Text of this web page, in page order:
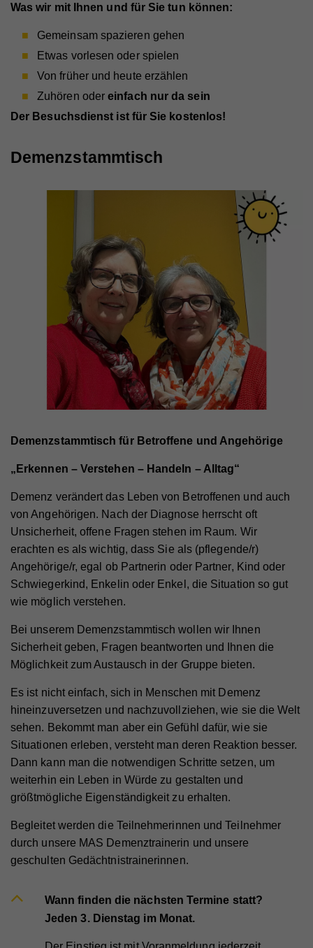
Was wir mit Ihnen und für Sie tun können:
Gemeinsam spazieren gehen
Etwas vorlesen oder spielen
Von früher und heute erzählen
Zuhören odereinfach nur da sein
Der Besuchsdienst ist für Sie kostenlos!
Demenzstammtisch
Demenzstammtisch für Betroffene und Angehörige
„Erkennen – Verstehen – Handeln – Alltag“
Demenz verändert das Leben von Betroffenen und auch
von Angehörigen. Nach der Diagnose herrscht oft
Unsicherheit, offene Fragen stehen im Raum. Wir
erachten es als wichtig, dass Sie als (pflegende/r)
Angehörige/r, egal ob Partnerin oder Partner, Kind oder
Schwiegerkind, Enkelin oder Enkel, die Situation so gut
wie möglich verstehen.
Bei unserem Demenzstammtisch wollen wir Ihnen
Sicherheit geben, Fragen beantworten und Ihnen die
Möglichkeit zum Austausch in der Gruppe bieten.
Es ist nicht einfach, sich in Menschen mit Demenz
hineinzuversetzen und nachzuvollziehen, wie sie die Welt
sehen. Bekommt man aber ein Gefühl dafür, wie sie
Situationen erleben, versteht man deren Reaktion besser.
Dann kann man die notwendigen Schritte setzen, um
weiterhin ein Leben in Würde zu gestalten und
größtmögliche Eigenständigkeit zu erhalten.
Begleitet werden die Teilnehmerinnen und Teilnehmer
durch unsere MAS Demenztrainerin und unsere
geschulten Gedächtnistrainerinnen.
Wann finden die nächsten Termine statt?
Jeden 3. Dienstag im Monat.